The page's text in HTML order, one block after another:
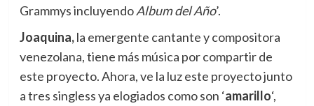
Grammys incluyendoAlbum del Año’.
Joaquina,la emergente cantante y compositora
venezolana, tiene más música por compartir de
este proyecto. Ahora, ve la luz este proyecto junto
a tres singless ya elogiados como son ‘amarillo‘,